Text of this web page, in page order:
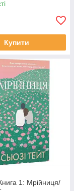
Купити
1: Мрійниця/